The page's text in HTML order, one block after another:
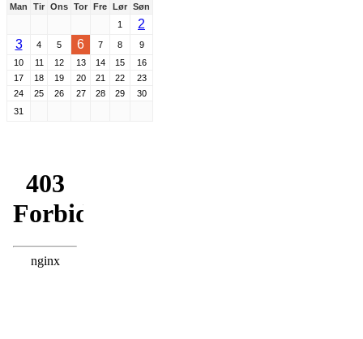
Man Tir Ons Tor Fre Lør Søn
1
2
3
4 5 6 7 8
9
10
11 12 13 14 15
16
17
18 19 20 21 22
23
24
25 26 27 28 29
30
31